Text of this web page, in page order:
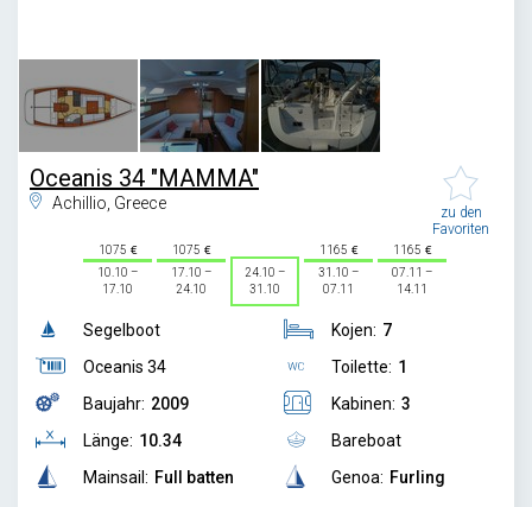
Oceanis 34 "MAMMA"
Achillio, Greece
zu den
Favoriten
1075
10.10 –
17.10
1075
17.10 –
24.10
24.10 –
31.10
1165
31.10 –
07.11
1165
07.11 –
14.11
Segelboot
Oceanis 34
Baujahr: 2009
Länge: 10.34
Mainsail: Full batten
Kojen: 7
Toilette: 1
Kabinen: 3
Bareboat
Genoa: Furling